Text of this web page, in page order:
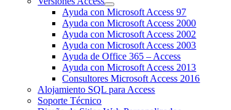
Ayuda con Microsoft Access 97
Ayuda con Microsoft Access 2000
Ayuda con Microsoft Access 2002
Ayuda con Microsoft Access 2003
Ayuda de Office 365 – Access
Ayuda con Microsoft Access 2013
Consultores Microsoft Access 2016
Alojamiento SQL para Access
Soporte Técnico